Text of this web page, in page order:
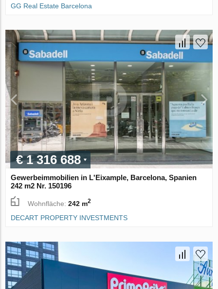
GG Real Estate Barcelona
€ 1 316 688
Gewerbeimmobilien in L'Eixample, Barcelona, Spanien
242 m2 Nr. 150196
Wohnfläche:242 m2
DECART PROPERTY INVESTMENTS